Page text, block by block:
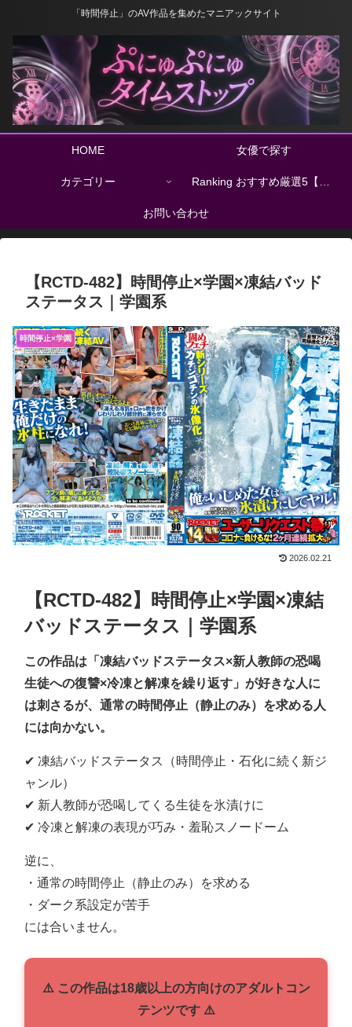
「時間停止」のAV作品を集めたマニアックサイト
HOME 女優で探す
カテゴリー Ranking おすすめ厳選5【完全比較】
お問い合わせ
【RCTD-482】時間停止×学園×凍結バッド
ステータス｜学園系
時間停止×学園
2026.02.21
【RCTD-482】時間停止×学園×凍結
バッドステータス｜学園系
この作品は「凍結バッドステータス×新人教師の恐喝
生徒への復讐×冷凍と解凍を繰り返す」が好きな人に
は刺さるが、通常の時間停止（静止のみ）を求める人
には向かない。
✔ 凍結バッドステータス（時間停止・石化に続く新ジ
ャンル）
✔ 新人教師が恐喝してくる生徒を氷漬けに
✔ 冷凍と解凍の表現が巧み・羞恥スノードーム
逆に、
・通常の時間停止（静止のみ）を求める
・ダーク系設定が苦手
には合いません。
⚠️ この作品は18歳以上の方向けのアダルトコン
テンツです ⚠️